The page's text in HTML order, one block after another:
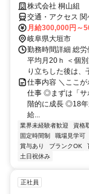
株式会社 桐山組
交通・アクセス 関
（転勤なし）
月給300,000円～
岐阜県大垣市
勤務時間詳細 総
平均月20ｈ ＜個
り立ちした後は、
仕事内容 ＼ここ
仕事 ◎まずは「
階的に成長 ◎18
給...
業界未経験者歓迎 資格
固定時間制
職場見学可
賞与あり
ブランクOK
土日祝休み
正社員